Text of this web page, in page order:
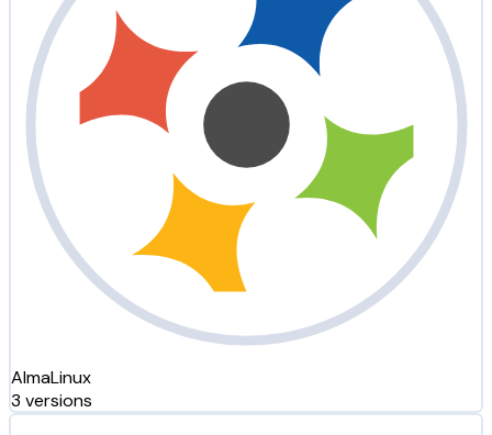
AlmaLinux
3 versions